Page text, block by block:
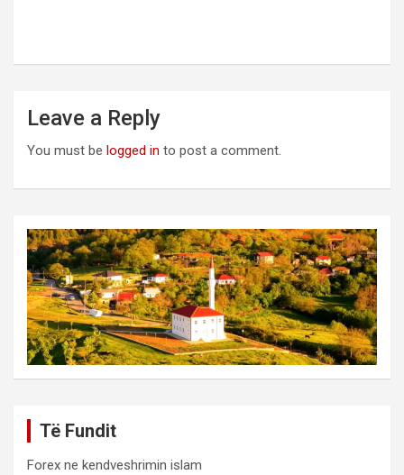
Leave a Reply
You must be logged in to post a comment.
Të Fundit
Forex ne kendveshrimin islam